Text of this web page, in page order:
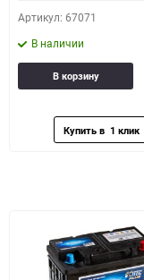
Артикул: 67071
В наличии
В корзину